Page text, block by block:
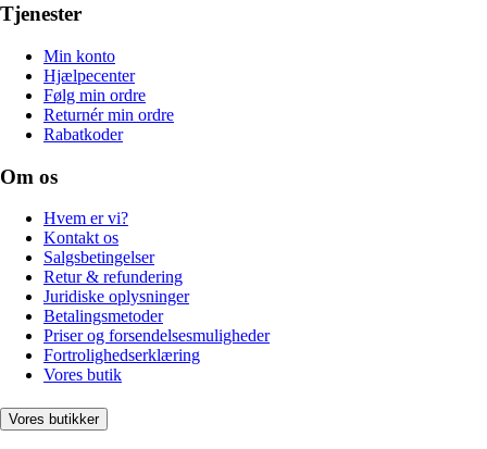
Tjenester
Min konto
Hjælpecenter
Følg min ordre
Returnér min ordre
Rabatkoder
Om os
Hvem er vi?
Kontakt os
Salgsbetingelser
Retur & refundering
Juridiske oplysninger
Betalingsmetoder
Priser og forsendelsesmuligheder
Fortrolighedserklæring
Vores butik
Vores butikker